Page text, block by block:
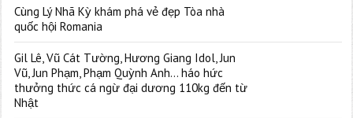
Cùng Lý Nhã Kỳ khám phá vẻ đẹp Tòa nhà
quốc hội Romania
Gil Lê, Vũ Cát Tường, Hương Giang Idol, Jun
Vũ, Jun Phạm, Phạm Quỳnh Anh… háo hức
thưởng thức cá ngừ đại dương 110kg đến từ
Nhật